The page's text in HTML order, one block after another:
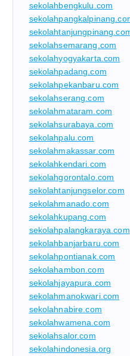
sekolahbengkulu.com
sekolahsemarang.com
sekolahyogyakarta.com
sekolahpadang.com
sekolahpekanbaru.com
sekolahserang.com
sekolahmataram.com
sekolahsurabaya.com
sekolahpalu.com
sekolahmakassar.com
sekolahkendari.com
sekolahgorontalo.com
sekolahtanjungselor.com
sekolahmanado.com
sekolahkupang.com
sekolahpalangkaraya.com
sekolahbanjarbaru.com
sekolahpontianak.com
sekolahambon.com
sekolahjayapura.com
sekolahmanokwari.com
sekolahnabire.com
sekolahwamena.com
sekolahsalor.com
sekolahindonesia.org